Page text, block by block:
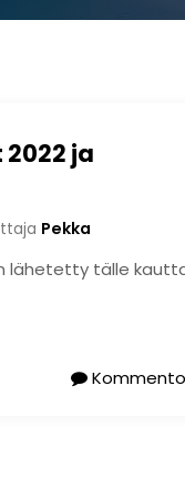
ja
Pekka
lähetetty tälle